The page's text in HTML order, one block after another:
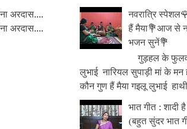
अरदास....
अरदास....
नवरात्रि
हैं मैया💐आज से
भजन सुनें💐
गुड़हल के
लुभाई नारियल सुपाड़ी मां के
कौन गुण हैं मैया गइलू लुभाई
भात गीत :
(बहुत सुंदर भात